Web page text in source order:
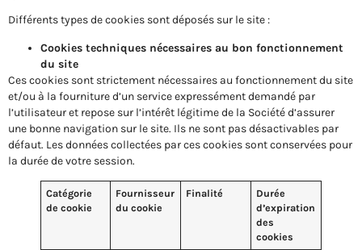
Différents types de cookies sont déposés sur le site :
Cookies techniques nécessaires au bon fonctionnement
du site
Ces cookies sont strictement nécessaires au fonctionnement du site
et/ou à la fourniture d’un service expressément demandé par
l’utilisateur et repose sur l’intérêt légitime de la Société d’assurer
une bonne navigation sur le site. Ils ne sont pas désactivables par
défaut. Les données collectées par ces cookies sont conservées pour
la durée de votre session.
Catégorie
de cookie
Fournisseur
du cookie
Finalité
Durée
d’expiration
des
cookies